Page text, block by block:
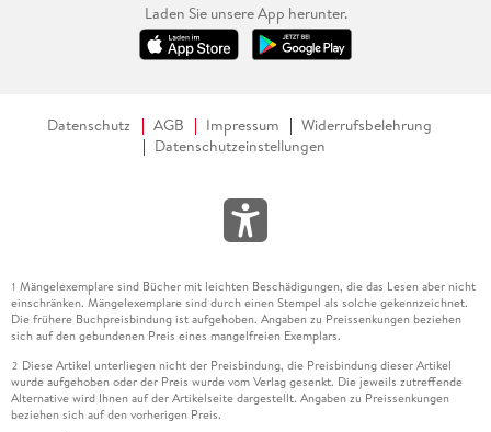
Laden Sie unsere App herunter.
Datenschutz AGB Impressum
Widerrufsbelehrung
Datenschutzeinstellungen
1 Mängelexemplare sind Bücher mit leichten Beschädigungen, die das Lesen aber nicht
einschränken. Mängelexemplare sind durch einen Stempel als solche gekennzeichnet.
Die frühere Buchpreisbindung ist aufgehoben. Angaben zu Preissenkungen beziehen
sich auf den gebundenen Preis eines mangelfreien Exemplars.
2 Diese Artikel unterliegen nicht der Preisbindung, die Preisbindung dieser Artikel
wurde aufgehoben oder der Preis wurde vom Verlag gesenkt. Die jeweils zutreffende
Alternative wird Ihnen auf der Artikelseite dargestellt. Angaben zu Preissenkungen
beziehen sich auf den vorherigen Preis.